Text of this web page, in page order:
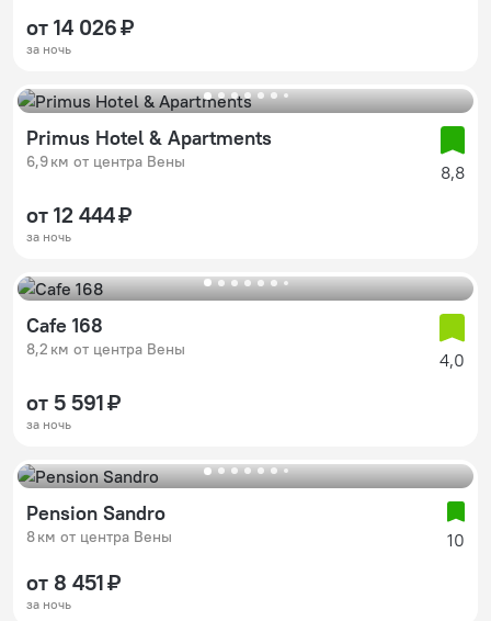
от 14 026 ₽
за ночь
Primus Hotel & Apartments
6,9 км от центра Вены 8,8
от 12 444 ₽
за ночь
Cafe 168
8,2 км от центра Вены
4,0
от 5 591 ₽
за ночь
Pension Sandro
8 км от центра Вены 10
от 8 451 ₽
за ночь